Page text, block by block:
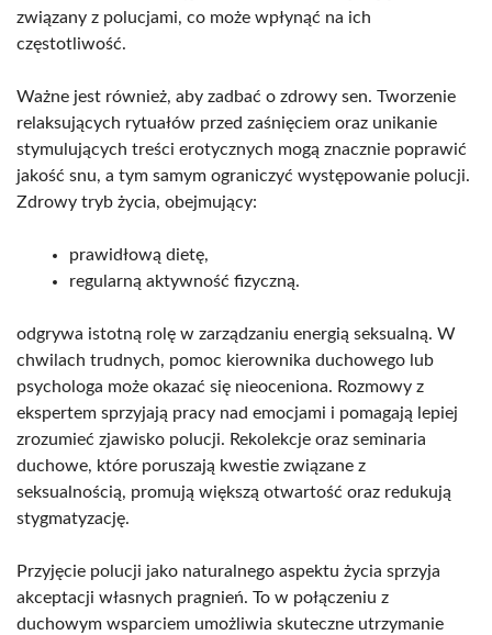
związany z polucjami, co może wpłynąć na ich
częstotliwość.
Ważne jest również, aby zadbać o zdrowy sen. Tworzenie
relaksujących rytuałów przed zaśnięciem oraz unikanie
stymulujących treści erotycznych mogą znacznie poprawić
jakość snu, a tym samym ograniczyć występowanie polucji.
Zdrowy tryb życia, obejmujący:
prawidłową dietę,
regularną aktywność fizyczną.
odgrywa istotną rolę w zarządzaniu energią seksualną. W
chwilach trudnych, pomoc kierownika duchowego lub
psychologa może okazać się nieoceniona. Rozmowy z
ekspertem sprzyjają pracy nad emocjami i pomagają lepiej
zrozumieć zjawisko polucji. Rekolekcje oraz seminaria
duchowe, które poruszają kwestie związane z
seksualnością, promują większą otwartość oraz redukują
stygmatyzację.
Przyjęcie polucji jako naturalnego aspektu życia sprzyja
akceptacji własnych pragnień. To w połączeniu z
duchowym wsparciem umożliwia skuteczne utrzymanie